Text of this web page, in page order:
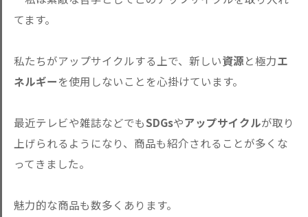
てます。
私たちがアップサイクルする上で、新しい資源と極力エ
ネルギーを使用しないことを心掛けています。
最近テレビや雑誌などでもSDGsやアップサイクルが取り
上げられるようになり、商品も紹介されることが多くな
ってきました。
魅力的な商品も数多くあります。